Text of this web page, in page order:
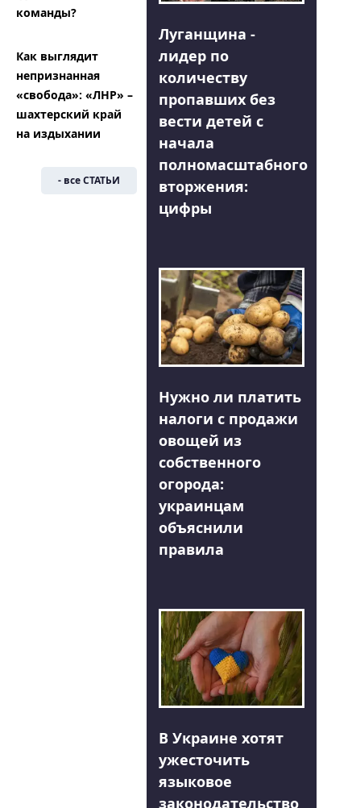
команды?
Как выглядит
непризнанная
«свобода»: «ЛНР» –
шахтерский край
на издыхании
- все СТАТЬИ
Луганщина -
лидер по
количеству
пропавших без
вести детей с
начала
полномасштабного
вторжения:
цифры
Нужно ли платить
налоги с продажи
овощей из
собственного
огорода:
украинцам
объяснили
правила
В Украине хотят
ужесточить
языковое
законодательство